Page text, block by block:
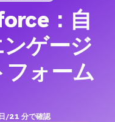
：自
ゲージ
ォーム
/21 分で確認